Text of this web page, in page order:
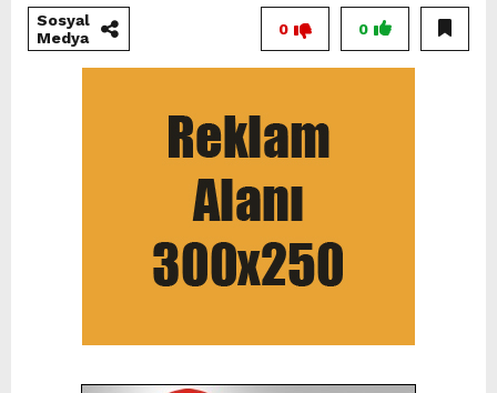
Sosyal
Medya
0
0